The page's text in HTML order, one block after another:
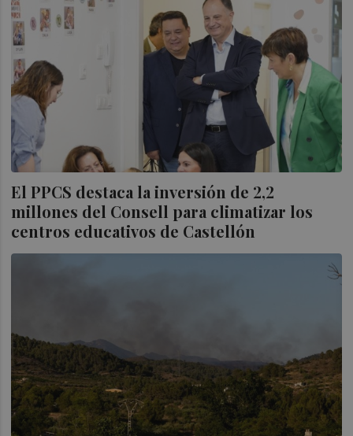
El PPCS destaca la inversión de 2,2
millones del Consell para climatizar los
centros educativos de Castellón